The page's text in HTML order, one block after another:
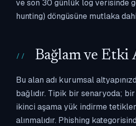
ve son 30 günlük log verisinde
hunting) döngüsüne mutlaka
Bağlam ve Etki
Bu alan adı kurumsal
bağlıdır. Tipik bir senaryoda;
ikinci aşama yük indirme
alınmalıdır. Phishing